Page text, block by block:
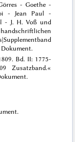
- Goethe -
- Jean Paul -
- J. H. Voß und
Dokument.
Bd. II: 1775-
Zusatzband.«